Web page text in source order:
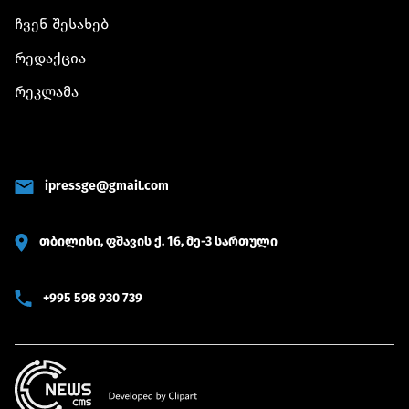
ჩვენ შესახებ
რედაქცია
რეკლამა
ipressge@gmail.com
თბილისი, ფშავის ქ. 16, მე-3 სართული
+995 598 930 739